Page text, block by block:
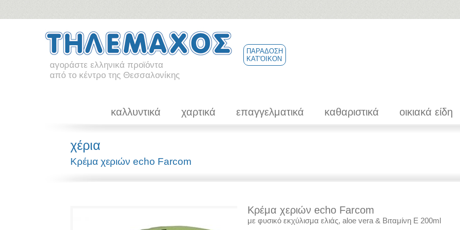
ΠΑΡΑΔΟΣΗ
ΚΑΤ'ΟΙΚΟΝ
αγοράστε ελληνικά προϊόντα
από το κέντρο της Θεσσαλονίκης
καλλυντικά χαρτικά επαγγελματικά καθαριστικά οικιακά είδη
χέρια
Κρέμα χεριών echo Farcom
Κρέμα χεριών echo Farcom
με φυσικό εκχύλισμα ελιάς, aloe vera & Βιταμίνη Ε 200ml